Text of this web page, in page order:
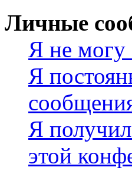
Личные
Я не могу
Я
Я
этой